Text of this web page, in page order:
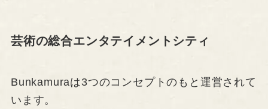
芸術の総合エンタテイメントシティ
Bunkamuraは3つのコンセプトのもと運営されて
います。